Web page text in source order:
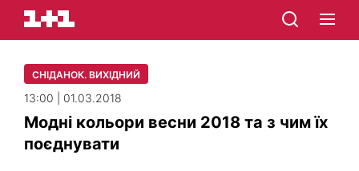
СНІДАНОК. ВИХІДНИЙ
13:00 | 01.03.2018
Модні кольори весни 2018 та з чим їх
поєднувати